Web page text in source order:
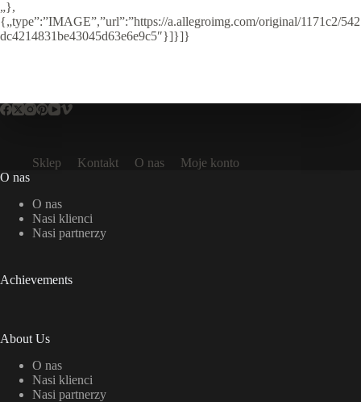
„},
{„type”:”IMAGE”,”url”:”https://a.allegroimg.com/original/1171c2/542
dc4214831be43045d63e6e9c5″}]}]}
Sklep Kontakt O nas
Moje konto
O nas
O nas
Nasi klienci
Nasi partnerzy
Achievements
About Us
O nas
Nasi klienci
Nasi partnerzy